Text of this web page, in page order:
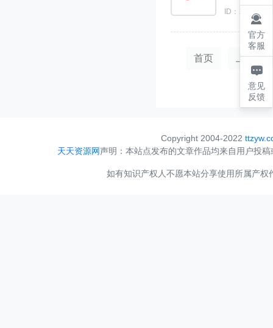
ID：1215949
首页 上一页
Copyright 2004-2022
天天资源网声明：本站点发布的文章作品均来自用户投
如有知识产权人不愿本站分享使用所属产

官方
客服

意见
反馈